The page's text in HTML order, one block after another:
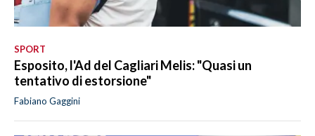
SPORT
Esposito, l'Ad del Cagliari Melis: "Quasi un
tentativo di estorsione"
Fabiano Gaggini